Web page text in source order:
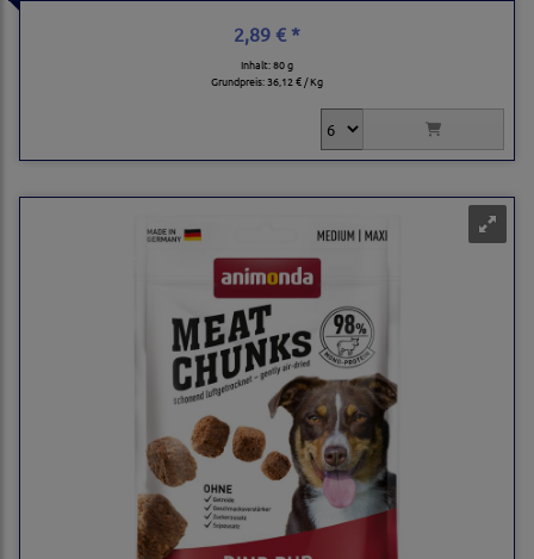
2,89 € *
Inhalt: 80 g
Grundpreis:36,12 € / Kg